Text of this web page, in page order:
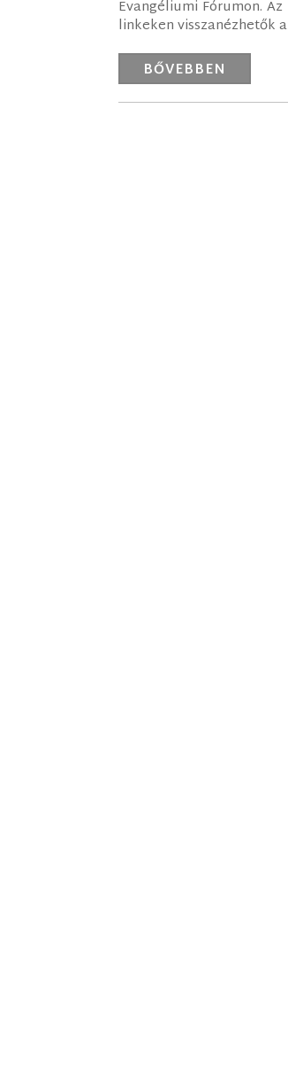
Evangéliumi Fórumon.
linkeken visszanézhetők
BŐVEBBEN